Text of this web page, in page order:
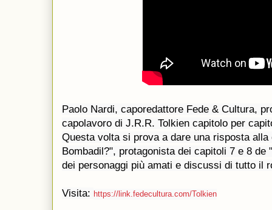
Paolo Nardi, caporedattore Fede & Cultura,
capolavoro di J.R.R. Tolkien capitolo per
Questa volta si prova a dare una risposta alla
Bombadil?", protagonista dei capitoli 7 e 8 de
dei personaggi più amati e discussi di tutto il
Visita: https://link.fedecultura.com/Tolkien